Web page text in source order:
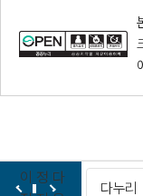
이 정 다
다누리